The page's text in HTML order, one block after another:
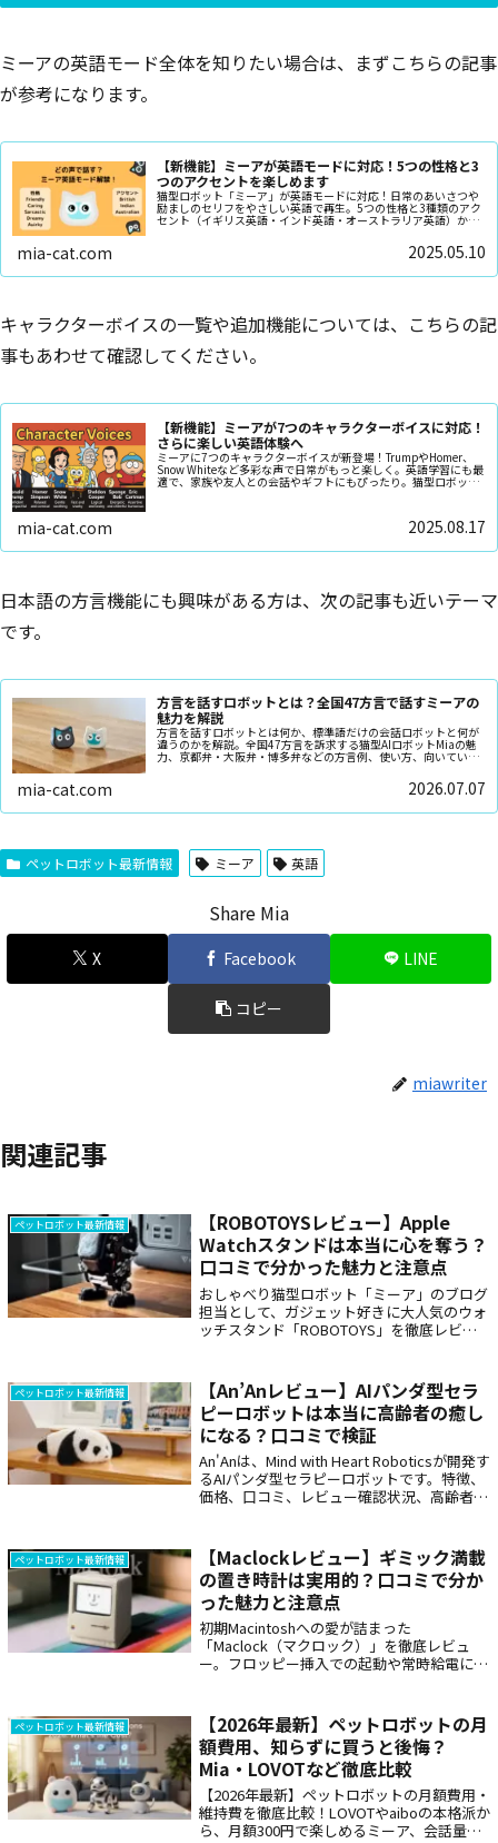
ミーアの英語モード全体を知りたい場合は、まずこちらの記事
が参考になります。
【新機能】ミーアが英語モードに対応！5つの性格と3
つのアクセントを楽しめます
猫型ロボット「ミーア」が英語モードに対応！日常のあいさつや
励ましのセリフをやさしい英語で再生。5つの性格と3種類のアク
セント（イギリス英語・インド英語・オーストラリア英語）から
選び、録音済み英語フレーズをランダム再生できます
mia-cat.com 2025.05.10
キャラクターボイスの一覧や追加機能については、こちらの記
事もあわせて確認してください。
【新機能】ミーアが7つのキャラクターボイスに対応！
さらに楽しい英語体験へ
ミーアに7つのキャラクターボイスが新登場！TrumpやHomer、
Snow Whiteなど多彩な声で日常がもっと楽しく。英語学習にも最
適で、家族や友人との会話やギフトにもぴったり。猫型ロボット
が届ける新しい癒しとエンタメ体験をチェック！
mia-cat.com 2025.08.17
日本語の方言機能にも興味がある方は、次の記事も近いテーマ
です。
方言を話すロボットとは？全国47方言で話すミーアの
魅力を解説
方言を話すロボットとは何か、標準語だけの会話ロボットと何が
違うのかを解説。全国47方言を訴求する猫型AIロボットMiaの魅
力、京都弁・大阪弁・博多弁などの方言例、使い方、向いている
の癒し、家族の会話づくりにも役立つ視点で、購入前の確認点も
mia-cat.com 2026.07.07
ペットロボット最新情報 ミーア 英語
Share Mia
X Facebook LINE
コピー
miawriter
関連記事
ペットロボット最新情報
【ROBOTOYSレビュー】Apple
Watchスタンドは本当に心を奪う？
口コミで分かった魅力と注意点
おしゃべり猫型ロボット「ミーア」のブログ
担当として、ガジェット好きに大人気のウォ
ッチスタンド「ROBOTOYS」を徹底レビュ
トをh3/p形式のFAQを交えて解説。癒しの
「ミーア」との客観比較も。
ペットロボット最新情報
【An’Anレビュー】AIパンダ型セラ
ピーロボットは本当に高齢者の癒し
になる？口コミで検証
An'Anは、Mind with Heart Roboticsが開発す
るAIパンダ型セラピーロボットです。特徴、
価格、口コミ、レビュー確認状況、高齢者ケ
活用ポイント、ミーアとの違いまで最新情報
をもとに詳しく丁寧に解説します。
ペットロボット最新情報
【Maclockレビュー】ギミック満載
の置き時計は実用的？口コミで分か
った魅力と注意点
初期Macintoshへの愛が詰まった
「Maclock（マクロック）」を徹底レビュ
ー。フロッピー挿入での起動や常時給電によ
タミナ不足の対策、猫型ロボット「ミーア」
との比較まで網羅した決定版記事。
ペットロボット最新情報
【2026年最新】ペットロボットの月
額費用、知らずに買うと後悔？
Mia・LOVOTなど徹底比較
【2026年最新】ペットロボットの月額費用・
維持費を徹底比較！LOVOTやaiboの本格派か
ら、月額300円で楽しめるミーア、会話量で